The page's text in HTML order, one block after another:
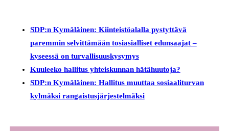
SDP:n Kymäläinen: Kiinteistöalalla pystyttävä
paremmin selvittämään tosiasialliset edunsaajat –
kyseessä on turvallisuuskysymys
Kuuleeko hallitus yhteiskunnan hätähuutoja?
SDP:n Kymäläinen: Hallitus muuttaa sosiaaliturvan
kylmäksi rangaistusjärjestelmäksi